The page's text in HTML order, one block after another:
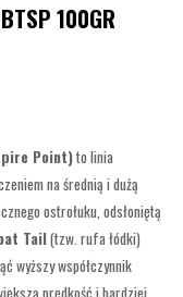
100GR
Point)to linia
na średnią i dużą
ostrołuku, odsłoniętą
Tail(tzw. rufa łódki)
wyższy współczynnik